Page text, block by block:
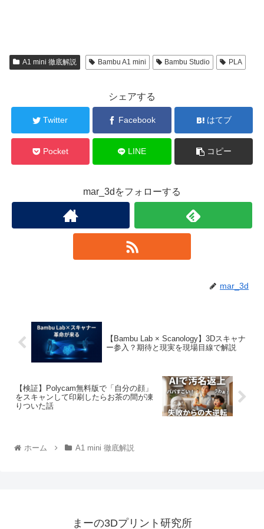
A1 mini 徹底解説 Bambu A1 mini Bambu Studio PLA
シェアする
Twitter Facebook はてブ
Pocket LINE コピー
mar_3dをフォローする
mar_3d
【Bambu Lab × Scanology】3Dスキャナ
ー参入？期待と現実を現場目線で解説
【検証】Polycam無料版で「自分の顔」
をスキャンして印刷したらお茶の間が凍
りついた話
ホーム A1 mini 徹底解説
まーの3Dプリント研究所